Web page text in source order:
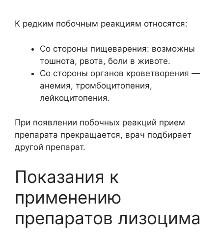
К редким побочным реакциям относятся:
Со стороны пищеварения: возможны
тошнота, рвота, боли в животе.
Со стороны органов кроветворения —
анемия, тромбоцитопения,
лейкоцитопения.
При появлении побочных реакций прием
препарата прекращается, врач подбирает
другой препарат.
Показания к
применению
препаратов лизоцима